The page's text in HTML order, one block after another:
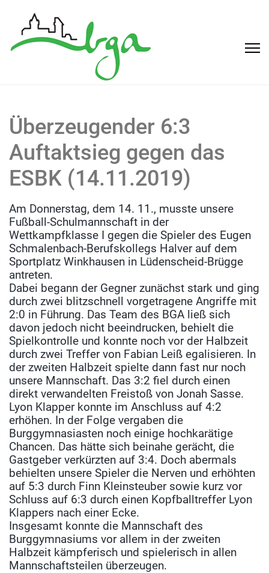
Überzeugender 6:3
Auftaktsieg gegen das
ESBK (14.11.2019)
Am Donnerstag, dem 14. 11., musste unsere
Fußball-Schulmannschaft in der
Wettkampfklasse I gegen die Spieler des Eugen
Schmalenbach-Berufskollegs Halver auf dem
Sportplatz Winkhausen in Lüdenscheid-Brügge
antreten.
Dabei begann der Gegner zunächst stark und ging
durch zwei blitzschnell vorgetragene Angriffe mit
2:0 in Führung. Das Team des BGA ließ sich
davon jedoch nicht beeindrucken, behielt die
Spielkontrolle und konnte noch vor der Halbzeit
durch zwei Treffer von Fabian Leiß egalisieren. In
der zweiten Halbzeit spielte dann fast nur noch
unsere Mannschaft. Das 3:2 fiel durch einen
direkt verwandelten Freistoß von Jonah Sasse.
Lyon Klapper konnte im Anschluss auf 4:2
erhöhen. In der Folge vergaben die
Burggymnasiasten noch einige hochkarätige
Chancen. Das hätte sich beinahe gerächt, die
Gastgeber verkürzten auf 3:4. Doch abermals
behielten unsere Spieler die Nerven und erhöhten
auf 5:3 durch Finn Kleinsteuber sowie kurz vor
Schluss auf 6:3 durch einen Kopfballtreffer Lyon
Klappers nach einer Ecke.
Insgesamt konnte die Mannschaft des
Burggymnasiums vor allem in der zweiten
Halbzeit kämpferisch und spielerisch in allen
Mannschaftsteilen überzeugen.